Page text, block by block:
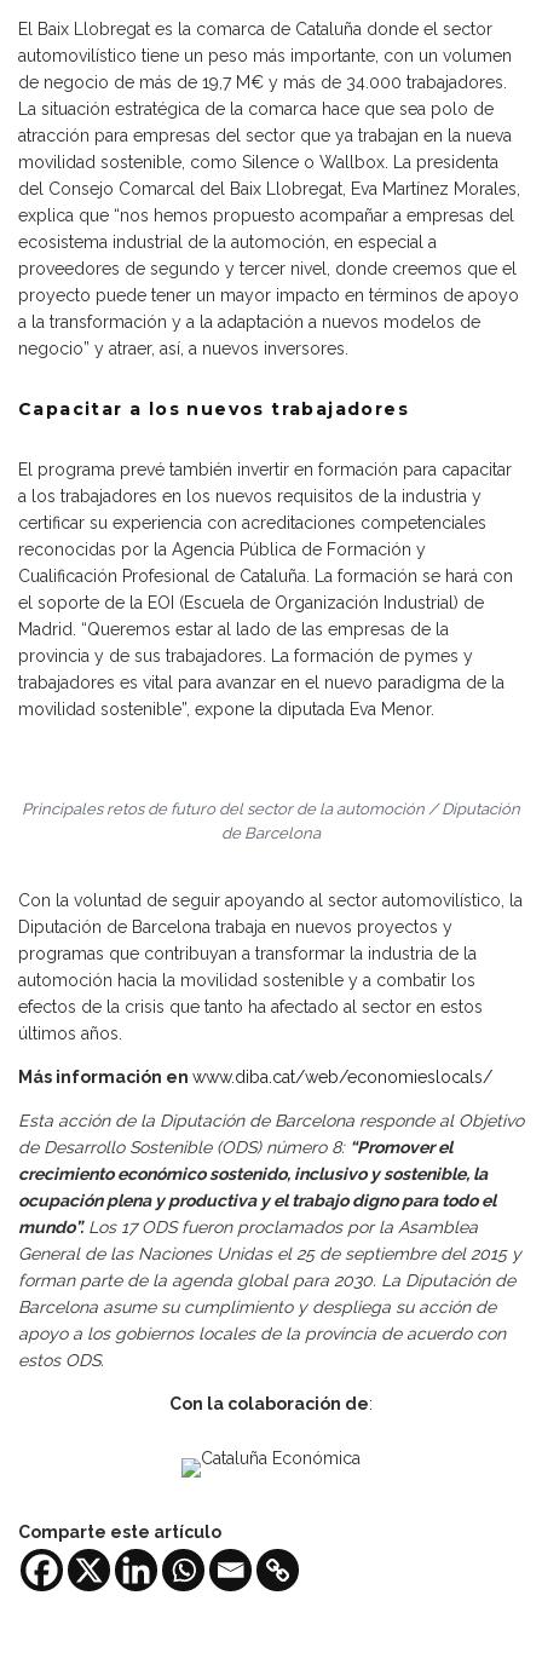
El Baix Llobregat es la comarca de Cataluña donde el sector
automovilístico tiene un peso más importante, con un volumen
de negocio de más de 19,7 M€ y más de 34.000 trabajadores.
La situación estratégica de la comarca hace que sea polo de
atracción para empresas del sector que ya trabajan en la nueva
movilidad sostenible, como Silence o Wallbox. La presidenta
del Consejo Comarcal del Baix Llobregat, Eva Martínez Morales,
explica que “nos hemos propuesto acompañar a empresas del
ecosistema industrial de la automoción, en especial a
proveedores de segundo y tercer nivel, donde creemos que el
proyecto puede tener un mayor impacto en términos de apoyo
a la transformación y a la adaptación a nuevos modelos de
negocio” y atraer, así, a nuevos inversores.
Capacitar a los nuevos trabajadores
El programa prevé también invertir en formación para capacitar
a los trabajadores en los nuevos requisitos de la industria y
certificar su experiencia con acreditaciones competenciales
reconocidas por la Agencia Pública de Formación y
Cualificación Profesional de Cataluña. La formación se hará con
el soporte de la EOI (Escuela de Organización Industrial) de
Madrid. “Queremos estar al lado de las empresas de la
provincia y de sus trabajadores. La formación de pymes y
trabajadores es vital para avanzar en el nuevo paradigma de la
movilidad sostenible”, expone la diputada Eva Menor.
Principales retos de futuro del sector de la automoción / Diputación
de Barcelona
Con la voluntad de seguir apoyando al sector automovilístico, la
Diputación de Barcelona trabaja en nuevos proyectos y
programas que contribuyan a transformar la industria de la
automoción hacia la movilidad sostenible y a combatir los
efectos de la crisis que tanto ha afectado al sector en estos
últimos años.
Más información en www.diba.cat/web/economieslocals/
Esta acción de la Diputación de Barcelona responde al Objetivo
de Desarrollo Sostenible (ODS) número 8: “Promover el
crecimiento económico sostenido, inclusivo y sostenible, la
ocupación plena y productiva y el trabajo digno para todo el
mundo”.Los 17 ODS fueron proclamados por la Asamblea
General de las Naciones Unidas el 25 de septiembre del 2015 y
forman parte de la agenda global para 2030. La Diputación de
Barcelona asume su cumplimiento y despliega su acción de
apoyo a los gobiernos locales de la provincia de acuerdo con
estos ODS.
Con la colaboración de:
Comparte este artículo